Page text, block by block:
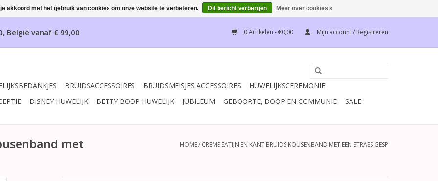
België vanaf € 99,00 0 Artikelen - €0,00 Mijn account / Registreren
BRUIDSACCESSOIRES BRUIDSMEISJES ACCESSOIRES
HUWELIJKSCEREMONIE
DISNEY HUWELIJK BETTY BOOP HUWELIJK JUBILEUM GEBOORTE, DOOP EN COMMUNIE SALE
met
HOME/ CRÈME SATIJN EN KANT BRUIDS KOUSENBAND MET EEN STRASS GESP
akkoord met het gebruik van cookies om onze website te verbeteren. Dit bericht verbergen Meer over cookies »